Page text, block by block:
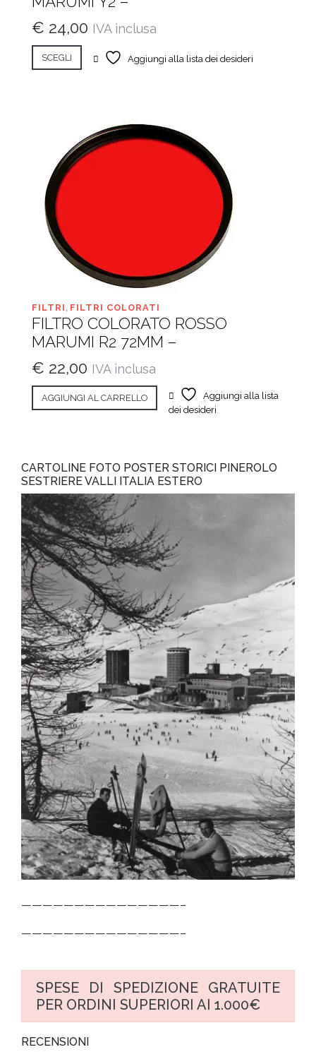
€ 24,00 IVA inclusa
SCEGLI Aggiungi alla lista dei desideri
FILTRI FILTRI COLORATI
FILTRO COLORATO ROSSO
MARUMI R2 72MM –
€ 22,00 IVA inclusa
AGGIUNGI AL CARRELLO
Aggiungi alla lista
dei desideri
CARTOLINE FOTO POSTER STORICI PINEROLO
SESTRIERE VALLI ITALIA ESTERO
———————————————–
———————————————–
SPESE DI SPEDIZIONE GRATUITE
PER ORDINI SUPERIORI AI 1.000€
RECENSIONI